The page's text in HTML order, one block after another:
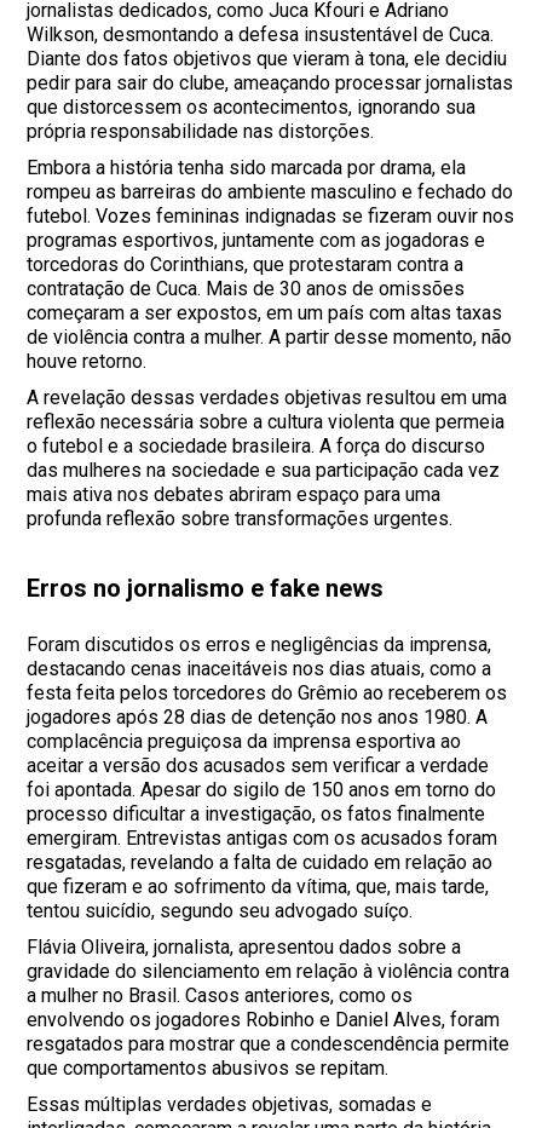
jornalistas dedicados, como Juca Kfouri e Adriano
Wilkson, desmontando a defesa insustentável de Cuca.
Diante dos fatos objetivos que vieram à tona, ele decidiu
pedir para sair do clube, ameaçando processar jornalistas
que distorcessem os acontecimentos, ignorando sua
própria responsabilidade nas distorções.
Embora a história tenha sido marcada por drama, ela
rompeu as barreiras do ambiente masculino e fechado do
futebol. Vozes femininas indignadas se fizeram ouvir nos
programas esportivos, juntamente com as jogadoras e
torcedoras do Corinthians, que protestaram contra a
contratação de Cuca. Mais de 30 anos de omissões
começaram a ser expostos, em um país com altas taxas
de violência contra a mulher. A partir desse momento, não
houve retorno.
A revelação dessas verdades objetivas resultou em uma
reflexão necessária sobre a cultura violenta que permeia
o futebol e a sociedade brasileira. A força do discurso
das mulheres na sociedade e sua participação cada vez
mais ativa nos debates abriram espaço para uma
profunda reflexão sobre transformações urgentes.
Erros no jornalismo e fake news
Foram discutidos os erros e negligências da imprensa,
destacando cenas inaceitáveis nos dias atuais, como a
festa feita pelos torcedores do Grêmio ao receberem os
jogadores após 28 dias de detenção nos anos 1980. A
complacência preguiçosa da imprensa esportiva ao
aceitar a versão dos acusados sem verificar a verdade
foi apontada. Apesar do sigilo de 150 anos em torno do
processo dificultar a investigação, os fatos finalmente
emergiram. Entrevistas antigas com os acusados foram
resgatadas, revelando a falta de cuidado em relação ao
que fizeram e ao sofrimento da vítima, que, mais tarde,
tentou suicídio, segundo seu advogado suíço.
Flávia Oliveira, jornalista, apresentou dados sobre a
gravidade do silenciamento em relação à violência contra
a mulher no Brasil. Casos anteriores, como os
envolvendo os jogadores Robinho e Daniel Alves, foram
resgatados para mostrar que a condescendência permite
que comportamentos abusivos se repitam.
Essas múltiplas verdades objetivas, somadas e